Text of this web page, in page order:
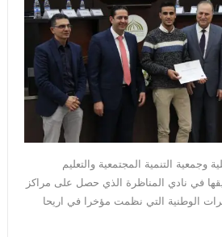
التنمية المجتمعية والتعليم
في نادي المناظرة الذي حصل على مراكز
الوطنية التي نظمت مؤخرا في اريحا